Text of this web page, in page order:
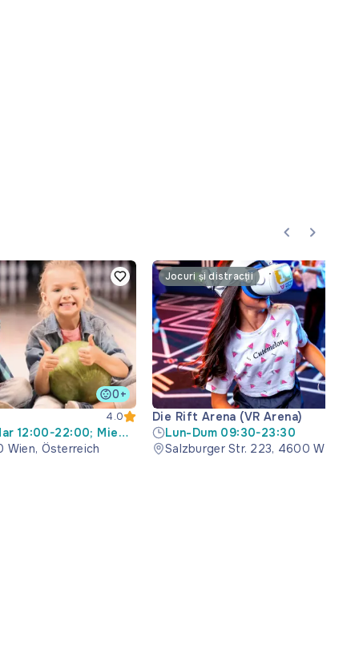
0+
4.0
12:00-22:00; Mie
23:00; Vin 14:00-
Wien, Österreich
Jocuri și distracții
Die Rift Arena (VR Arena)
Lun-Dum 09:30-23:30
Salzburger Str. 223, 4600 Wels,